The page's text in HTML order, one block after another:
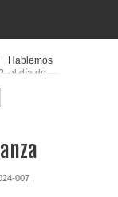
Hablemos
el día de
007